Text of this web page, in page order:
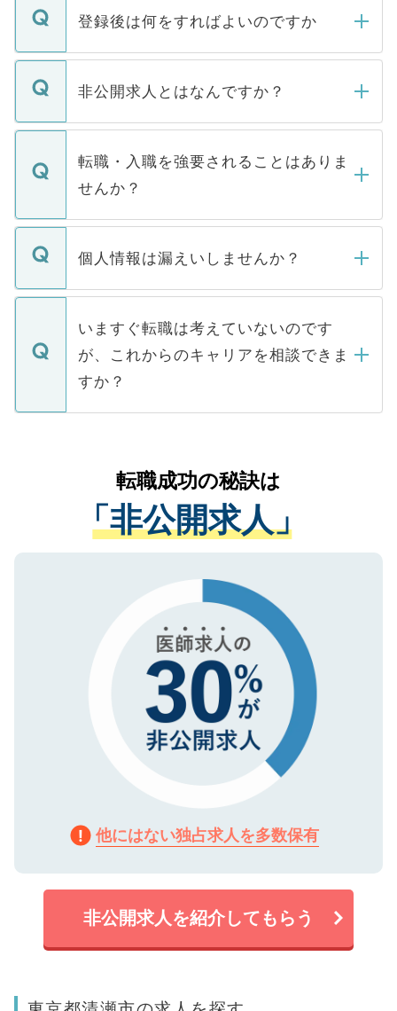
登録後は何をすればよいのですか
ご登録いただきましたら、弊社担当者がご
登録内容を確認し、その後メールもしくは
ます。通常、5営業日以内にはご連絡をせて
いただきますので、しばらくお待ちくださ
い。
非公開求人とはなんですか？
マイナビDOCTORで取り扱っている求人の
うち約3割は、Webサイトからご覧いただ
けない「非公開求人」です。非公開求人は
下記の理由によって、一般には公開してい
ません。
■応募殺到を避けるため 人気のある医療機
関を公にしてしまうと、応募が殺到する場
に、医療機関が求める条件に合った人材の
みを人材紹介会社に依頼するケースが増え
ています。
転職・入職を強要されることはありま
せんか？
転職・入職を強要することは一切ありませ
ん。また、仮に応募先から内定をいただい
定を承諾する必要はありません。内定先へ
の辞退の連絡はキャリアパートナーが行い
ますので、ご安心ください。
個人情報は漏えいしませんか？
個人情報が漏えいすることはありませんの
で、ご安心ください。当サイトからの登録
などで収集したご登録者様の個人情報は、
ご本人のキャリアアップおよび転職活動の
支援を目的に使用いたします。お預かりし
ているすべての個人データはご本人の許可
は、個人情報の取り扱いについての厳密な
管理基準を満たした事業者のみに付与され
る、プライバシーマークを取得済みです。
ご登録いただいた個人情報は、SSL（デー
で、機密保持に関してもご安心ください。
いますぐ転職は考えていないのです
が、これからのキャリアを相談できま
すか？
かがいして、現在の医療機関の状況や紹介
経験をまじえながら、適切なアドバイスを
させていただきます。すぐにご転職をされ
ない方には、長期的なサポートが可能です
ので、まずはご登録ください。
転職成功の秘訣は
「非公開求人」
他にはない独占求人を多数保有
非公開求人を紹介してもらう